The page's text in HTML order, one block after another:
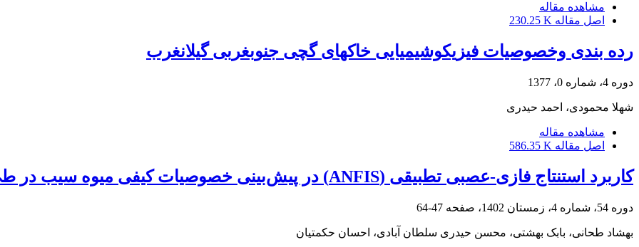
مشاهده مقاله
اصل مقاله 230.25 K
رده بندی وخصوصیات فیزیکوشیمیایی خاکهای گچی جنوبغربی گیلانغرب
دوره 4، شماره 0، 1377
شهلا محمودی، احمد حیدری
مشاهده مقاله
اصل مقاله 586.35 K
کاربرد استنتاج فازی-عصبی تطبیقی (ANFIS) در پیش‌بینی خصوصیات کیفی میوه سیب در طی انبارداری
دوره 54، شماره 4، زمستان 1402، صفحه 47-64
بهشاد طحانی، بابک بهشتی، محسن حیدری سلطان آبادی، احسان حکمتیان